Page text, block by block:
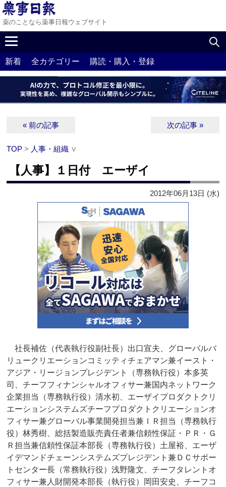
薬のことなら薬事日報ウェブサイト
新着 全カテゴリー 購読・購入・登録
« 前の記事 次の記事 »
TOP > 人事・組織 ∨
【人事】１日付 エーザイ
2012年06月13日 (水)
社長補佐（代表執行役副社長）出口宣夫、グローバルバ
リュークリエーションコミッティチェアマン兼イースト・
アジア・リージョンプレジデント（専務執行役）本多英
司、チーフフィナンシャルオフィサー兼国内ネットワーク
企業担当（専務執行役）清水初、エーザイプロダクトクリ
エーションシステムズチーフプロダクトクリエーションオ
フィサー兼グローバル事業開発担当兼ＩＲ担当（専務執行
役）林秀樹、総括製造販売責任者兼信頼性保証・ＰＲ・Ｇ
Ｒ担当兼信頼性保証本部長（専務執行役）土屋裕、エーザ
イデマンドチェーンシステムズプレジデント兼ＤＣサポー
トセンター長（常務執行役）浅野隆文、チーフタレントオ
フィサー兼人財開発本部長（執行役）岡田安史、チーフコ